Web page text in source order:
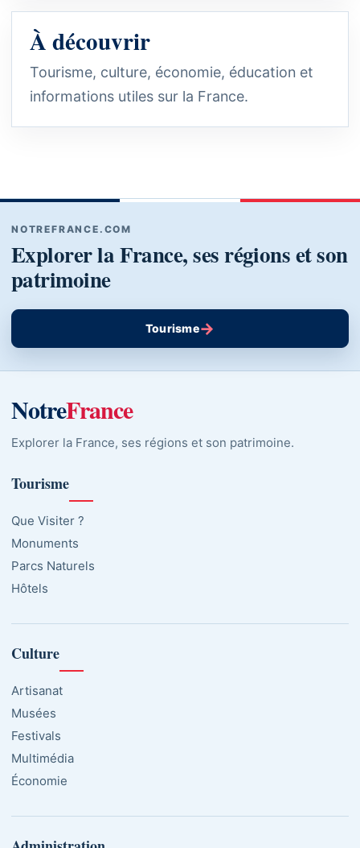
À découvrir
Tourisme, culture, économie, éducation et
informations utiles sur la France.
NOTREFRANCE.COM
Explorer la France, ses régions et son
patrimoine
Tourisme→
NotreFrance
Explorer la France, ses régions et son patrimoine.
Tourisme
Que Visiter ?
Monuments
Parcs Naturels
Hôtels
Culture
Artisanat
Musées
Festivals
Multimédia
Économie